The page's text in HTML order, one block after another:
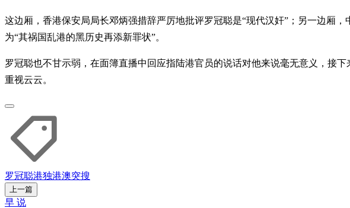
这边厢，香港保安局局长邓炳强措辞严厉地批评罗冠聪是“现代汉奸”；另一边厢
为“其祸国乱港的黑历史再添新罪状”。
罗冠聪也不甘示弱，在面簿直播中回应指陆港官员的说话对他来说毫无意义，接
重视云云。
罗冠聪港独港澳突搜
上一篇
早 说